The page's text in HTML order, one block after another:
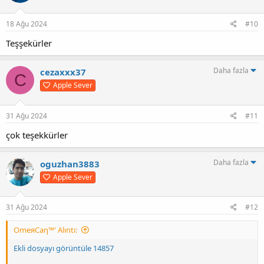
18 Ağu 2024 #10
Teşşekürler
C cezaxxx37
Apple Sever
Daha fazla
31 Ağu 2024 #11
çok teşekkürler
oguzhan3883
Apple Sever
Daha fazla
31 Ağu 2024 #12
OmeяCaη™' Alıntı:
Ekli dosyayı görüntüle 14857